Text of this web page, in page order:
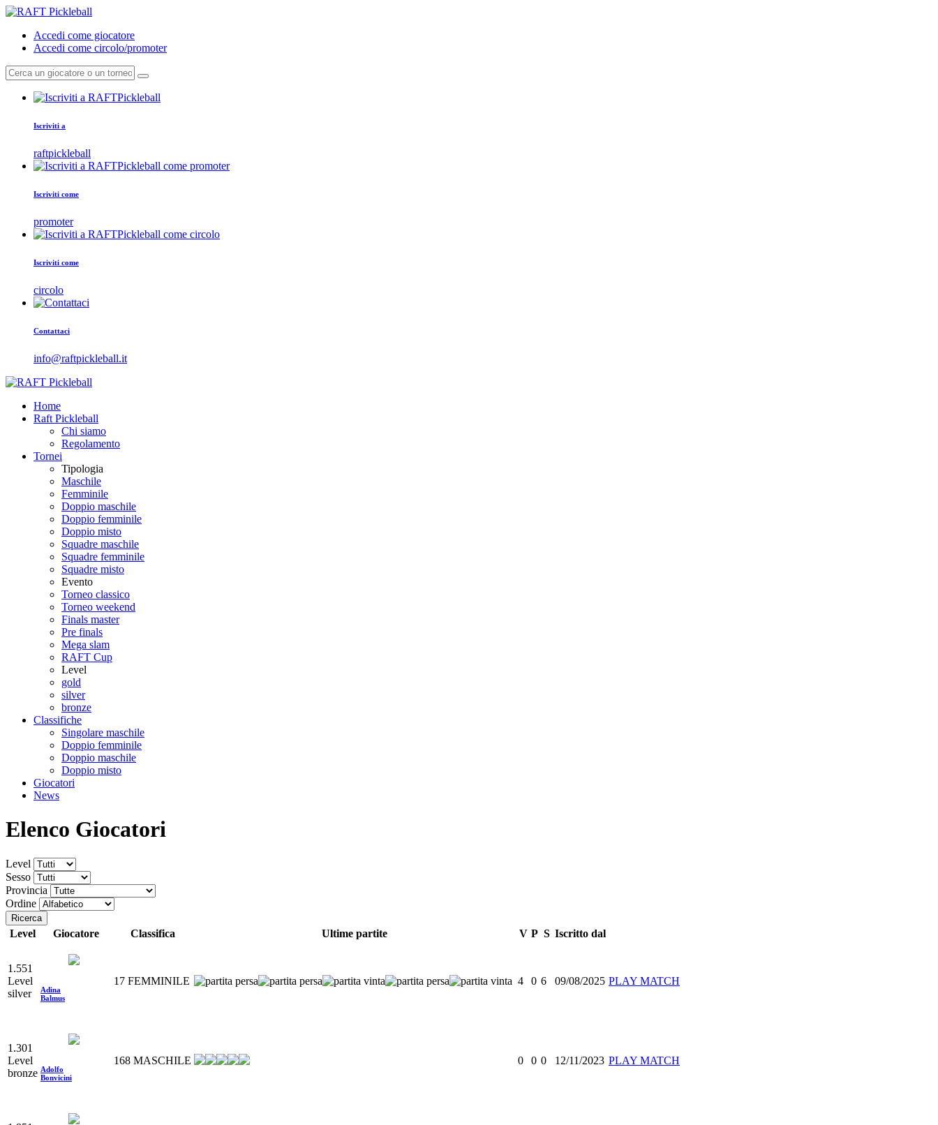
Accedi come giocatore
Accedi come circolo/promoter
Iscriviti a
raftpickleball
Iscriviti come
promoter
Iscriviti come
circolo
Contattaci
info@raftpickleball.it
Home
Raft Pickleball
Chi siamo
Regolamento
Tornei
Tipologia
Maschile
Femminile
Doppio maschile
Doppio femminile
Doppio misto
Squadre maschile
Squadre femminile
Squadre misto
Evento
Torneo classico
Torneo weekend
Finals master
Pre finals
Mega slam
RAFT Cup
Level
gold
silver
bronze
Classifiche
Singolare maschile
Doppio femminile
Doppio maschile
Doppio misto
Giocatori
News
Elenco Giocatori
Level
Sesso
Provincia
Ordine
Ricerca
Level Giocatore Classifica Ultime partite V P S Iscritto dal
1.551
Level
silver
Adina
Balmus
17 FEMMINILE 4 0 6 09/08/2025 PLAY MATCH
1.301
Level
bronze Adolfo
Bonvicini
168 MASCHILE 0 0 0 12/11/2023 PLAY MATCH